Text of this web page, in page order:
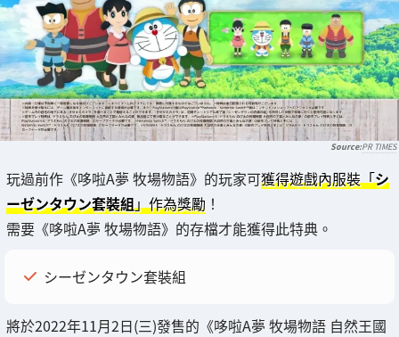
PR TIMES
玩過前作《哆啦A夢 牧場物語》的玩家可獲得遊戲內服裝「シ
ーゼンタウン套裝組」作為獎勵 ！
需要《哆啦A夢 牧場物語》的存檔才能獲得此特典。
シーゼンタウン套裝組
將於2022年11月2日(三)發售的《哆啦A夢 牧場物語 自然王國